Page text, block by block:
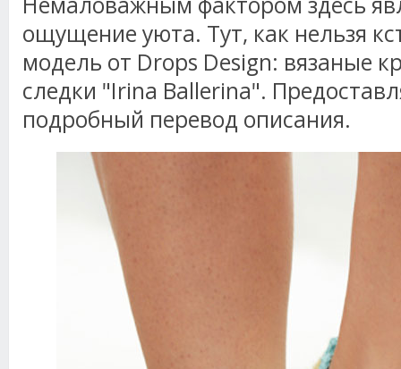
ощущение уюта. Тут, как нельзя
модель от Drops Design: вязаные
следки "Irina Ballerina".
подробный перевод описания.